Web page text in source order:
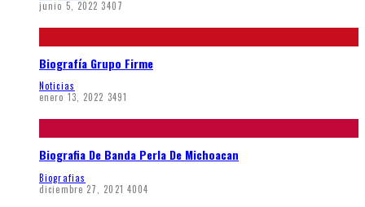
junio 5, 2022 3407
Biografía Grupo Firme
Noticias
enero 13, 2022 3491
Biografia De Banda Perla De Michoacan
Biografias
diciembre 27, 2021 4004